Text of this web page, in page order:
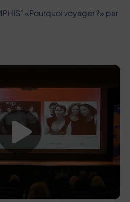
«Pourquoi voyager ?» par